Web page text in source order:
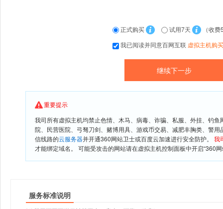
正式购买 试用7天
（收费
我已阅读并同意百网互联 虚拟主机购
重要提示
我司所有虚拟主机均禁止色情、木马、病毒、诈骗、私服、外挂、钓
院、民营医院、弓驽刀剑、赌博用具、游戏币交易、减肥丰胸类、警
信线路的云服务器并开通360网站卫士或百度云加速进行安全防护。 我
才能绑定域名。 可能受攻击的网站请在虚拟主机控制面板中开启“360
服务标准说明